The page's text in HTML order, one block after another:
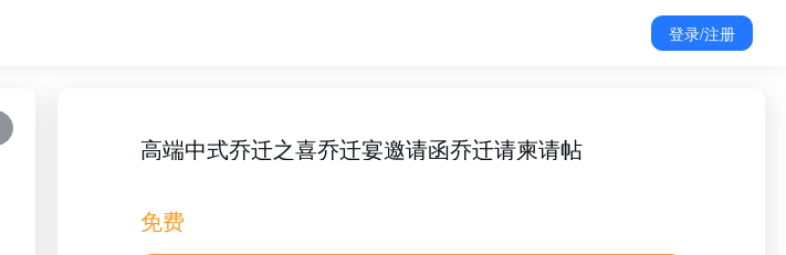
登录/注册
高端中式乔迁之喜乔迁宴邀请函乔迁请柬请帖
免费